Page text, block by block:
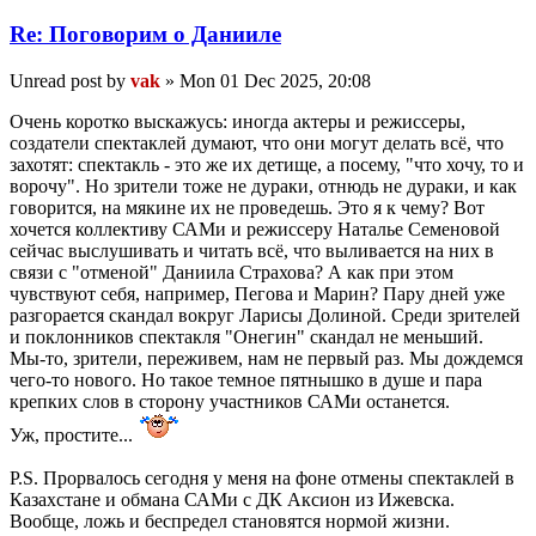
Re: Поговорим o Данииле
Unread post by vak » Mon 01 Dec 2025, 20:08
Очень коротко выскажусь: иногда актеры и режиссеры,
создатели спектаклей думают, что они могут делать всё, что
захотят: спектакль - это же их детище, а посему, "что хочу, то и
ворочу". Но зрители тоже не дураки, отнюдь не дураки, и как
говорится, на мякине их не проведешь. Это я к чему? Вот
хочется коллективу САМи и режиссеру Наталье Семеновой
сейчас выслушивать и читать всё, что выливается на них в
связи с "отменой" Даниила Страхова? А как при этом
чувствуют себя, например, Пегова и Марин? Пару дней уже
разгорается скандал вокруг Ларисы Долиной. Среди зрителей
и поклонников спектакля "Онегин" скандал не меньший.
Мы-то, зрители, переживем, нам не первый раз. Мы дождемся
чего-то нового. Но такое темное пятнышко в душе и пара
крепких слов в сторону участников САМи останется.
Уж, простите...
P.S. Прорвалось сегодня у меня на фоне отмены спектаклей в
Казахстане и обмана САМи с ДК Аксион из Ижевска.
Вообще, ложь и беспредел становятся нормой жизни.